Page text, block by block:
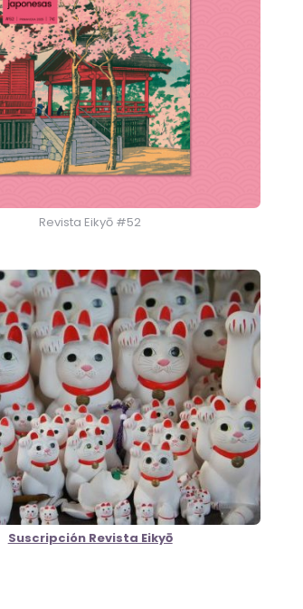
Revista Eikyō #52
Suscripción Revista Eikyō